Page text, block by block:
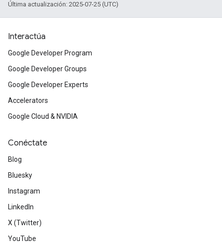
Última actualización: 2025-07-25 (UTC)
Interactúa
Google Developer Program
Google Developer Groups
Google Developer Experts
Accelerators
Google Cloud & NVIDIA
Conéctate
Blog
Bluesky
Instagram
LinkedIn
X (Twitter)
YouTube